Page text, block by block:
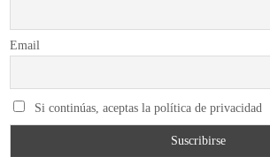
Email
Si continúas, aceptas la política de privacidad